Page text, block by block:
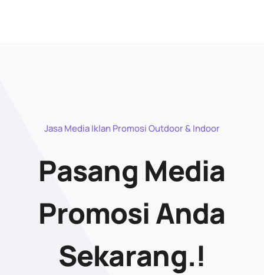
Jasa Media Iklan Promosi Outdoor & Indoor
Pasang Media
Promosi Anda
Sekarang.!